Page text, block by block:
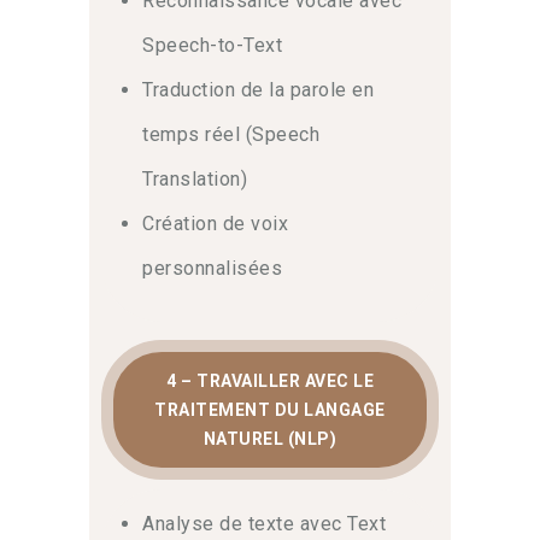
module est conçu pour vous mettre en
serez pleinement autonome dès votre
retour en poste.
Speech-to-Text
Traduction de la parole en
temps réel (Speech
Translation)
Création de voix
personnalisées
4 – TRAVAILLER AVEC LE
TRAITEMENT DU LANGAGE
NATUREL (NLP)
Analyse de texte avec Text